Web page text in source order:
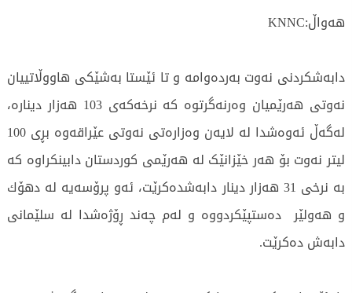
هەواڵ:KNNC
دابەشکردنی نەوت بەردەوامە و تا ئێستا بەشێکی هاووڵاتییان
نەوتی هەرێمیان وەرنەگرتوە کە نرخەکەی 103 هەزار دینارە،
لەگەڵ ئەوەشدا لە لایەن وەزارەتی نەوتی عێراقەوە بڕی 100
لیتر نەوت بۆ هەر خێزانێک لە هەرێمی كوردستان دابینكراوە كە
بە نرخی 31 هەزار دینار دابەشدەكرێت، ئەو پرۆسەیە لە دهۆك
و هەولێر دەستپێكردووە و لەم چەند ڕۆژەشدا لە سلێمانی
دابەش دەكرێت.